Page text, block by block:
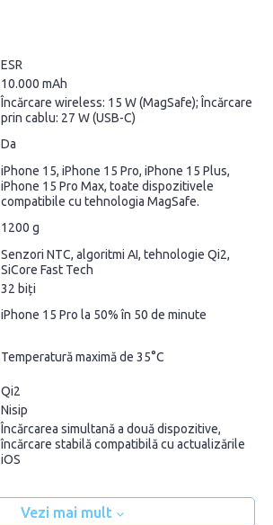
ESR
10.000 mAh
Încărcare wireless: 15 W (MagSafe); Încărcare
prin cablu: 27 W (USB-C)
Da
iPhone 15, iPhone 15 Pro, iPhone 15 Plus,
iPhone 15 Pro Max, toate dispozitivele
compatibile cu tehnologia MagSafe.
1200 g
Senzori NTC, algoritmi AI, tehnologie Qi2,
SiCore Fast Tech
32 biți
iPhone 15 Pro la 50% în 50 de minute
Temperatură maximă de 35°C
Qi2
Nisip
Încărcarea simultană a două dispozitive,
încărcare stabilă compatibilă cu actualizările
iOS
Vezi mai mult